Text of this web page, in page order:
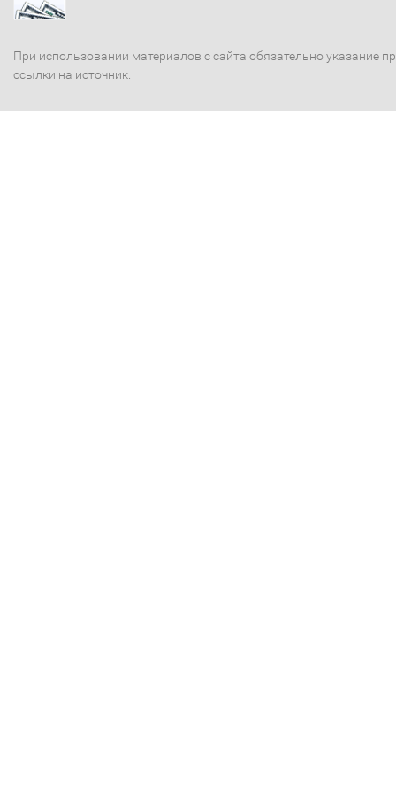
При использовании материалов с сайта обязательно указание
ссылки на источник.